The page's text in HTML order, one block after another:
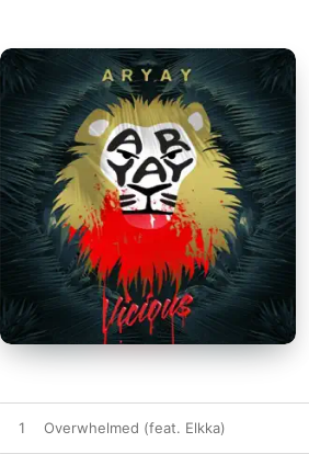
1 Overwhelmed (feat. Elkka)